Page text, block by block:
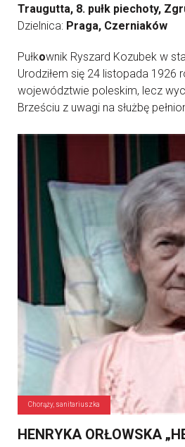
Traugutta, 8. pułk piechoty,
Dzielnica: Praga, Czerniaków
Pułkownik Ryszard Kozubek w
Urodziłem się 24 listopada 1926
województwie poleskim, lecz
Brześciu z uwagi na służbę
Chorąży, sanitariuszka
HENRYKA ORŁOWSKA